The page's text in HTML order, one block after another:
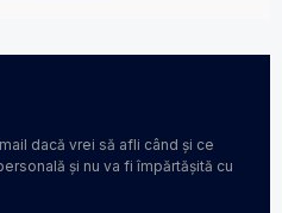
dacă vrei să afli când și ce
și nu va fi împărtășită cu